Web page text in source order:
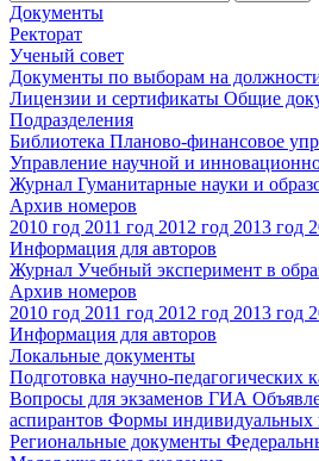
Документы
Ректорат
Ученый совет
Документы по выборам на
Лицензии и сертификаты Общие
Подразделения
Библиотека Планово-финансовое
Управление научной и
Журнал Гуманитарные науки и
Архив номеров
2010 год 2011 год 2012 год 2013 год
Информация для авторов
Журнал Учебный эксперимент в
Архив номеров
2010 год 2011 год 2012 год 2013 год
Информация для авторов
Локальные документы
Подготовка научно-педагогических
Вопросы для экзаменов ГИА
аспирантов Формы индивидуальных
Региональные документы